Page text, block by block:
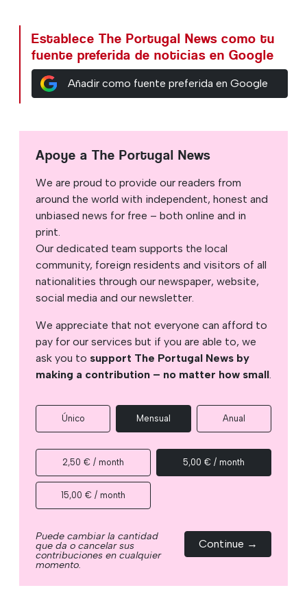
Establece The Portugal News como tu
fuente preferida de noticias en Google
Añadir como fuente preferida en Google
Apoye a The Portugal News
We are proud to provide our readers from
around the world with independent, honest and
unbiased news for free – both online and in
print.
Our dedicated team supports the local
community, foreign residents and visitors of all
nationalities through our newspaper, website,
social media and our newsletter.
We appreciate that not everyone can afford to
pay for our services but if you are able to, we
ask you to support The Portugal News by
making a contribution – no matter how small.
Único Mensual Anual
2,50 € / month 5,00 € / month
15,00 € / month
Puede cambiar la cantidad
que da o cancelar sus
contribuciones en cualquier
momento.
Continue →